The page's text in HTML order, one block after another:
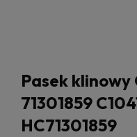
Pasek klinowy
71301859
HC71301859